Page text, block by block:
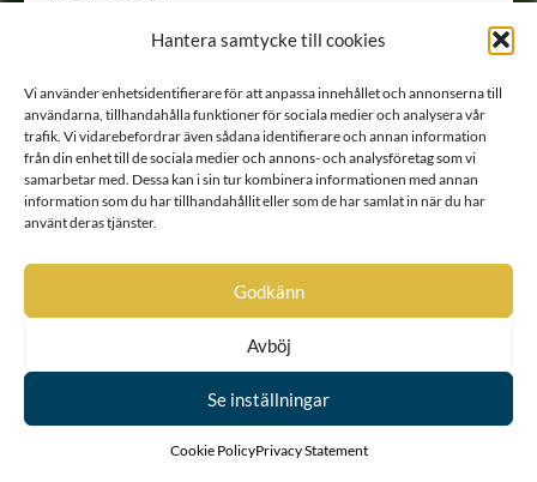
Hantera samtycke till cookies
Vi använder enhetsidentifierare för att anpassa innehållet och annonserna till
användarna, tillhandahålla funktioner för sociala medier och analysera vår
trafik. Vi vidarebefordrar även sådana identifierare och annan information
från din enhet till de sociala medier och annons- och analysföretag som vi
samarbetar med. Dessa kan i sin tur kombinera informationen med annan
information som du har tillhandahållit eller som de har samlat in när du har
använt deras tjänster.
Godkänn
Avböj
Se inställningar
Cookie PolicyPrivacy Statement
Ointroducerad
von Döringh
Ebersköld
Ointroducerad
Eckhof
1129
Edelfelt
617
Edenberg
1257
Eding
1124
Ehrenanckar
772
Ehrenberg
Ehrenbielke
1515
Ehrenbill
von Ehrenburg
1339
Ehrencreutz
Ehrenfelt